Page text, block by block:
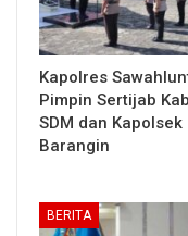
Kapolres
Pimpin Sertijab
SDM dan Kapolsek
Barangin
BERITA